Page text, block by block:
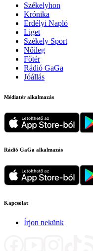
Székelyhon
Krónika
Erdélyi Napló
Liget
Székely Sport
Nőileg
Főtér
Rádió GaGa
Jóállás
Médiatér alkalmazás
Rádió GaGa alkalmazás
Kapcsolat
Írjon nekünk